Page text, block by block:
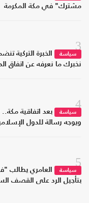
مشترك" في مكة المكرمة
3
سياسة
الخبرة التركية
نخبرك ما نعرفه عن اتفاق
4
سياسة
بعد اتفاقية
ويوجه رسالة للدول
5
سياسة
العامري يطالب
بتأجيل الرد على القصف